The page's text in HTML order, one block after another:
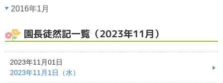
2016年1月
園長徒然記一覧（2023年11月）
2023年11月01日
2023年11月1日（水）